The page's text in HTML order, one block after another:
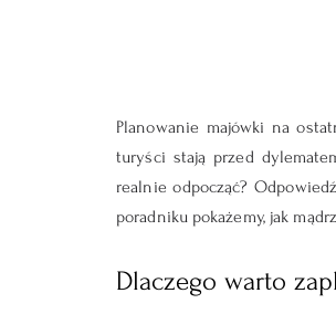
Planowanie majówki na
turyści stają przed
realnie odpocząć?
poradniku pokażemy, jak
Dlaczego warto